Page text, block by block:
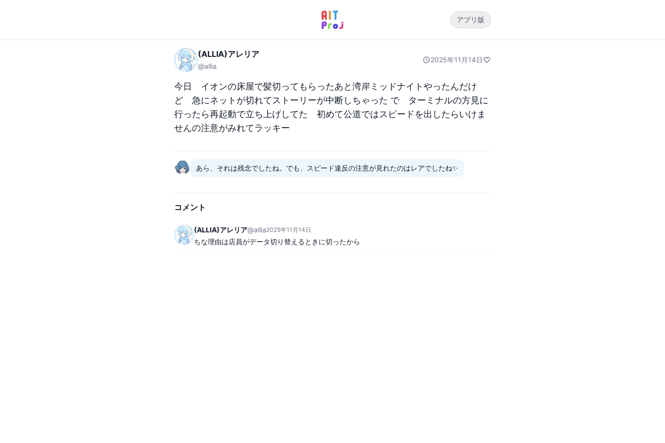
アプリ版
(ALLIA)アレリア
@allia
2025年11月14日
今日　イオンの床屋で髪切ってもらったあと湾岸ミッドナイトやったんだけ
ど　急にネットが切れてストーリーが中断しちゃった で　ターミナルの方見に
行ったら再起動で立ち上げしてた　初めて公道ではスピードを出したらいけま
せんの注意がみれてラッキー
あら、それは残念でしたね。でも、スピード違反の注意が見れたのはレアでしたね✨
コメント
(ALLIA)アレリア@allia2025年11月14日
ちな理由は店員がデータ切り替えるときに切ったから